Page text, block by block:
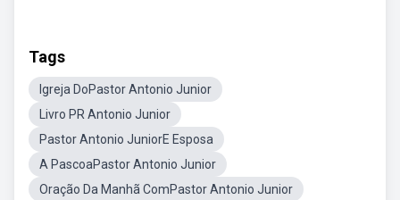
Tags
Igreja DoPastor Antonio Junior
Livro PR Antonio Junior
Pastor Antonio JuniorE Esposa
A PascoaPastor Antonio Junior
Oração Da Manhã ComPastor Antonio Junior